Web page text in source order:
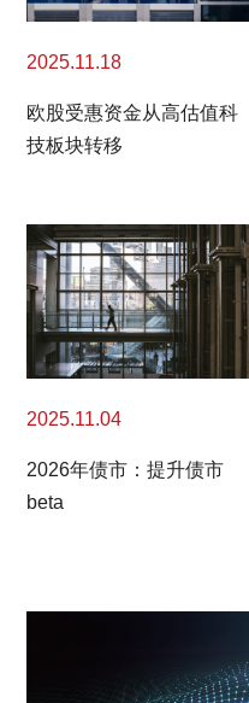
2025.11.18
欧股受惠资金从高估值科
技板块转移
2025.11.04
2026年债市：提升债市
beta